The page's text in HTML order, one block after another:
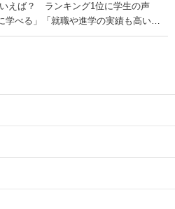
いえば？ ランキング1位に学生の声
学べる」「就職や進学の実績も高い」